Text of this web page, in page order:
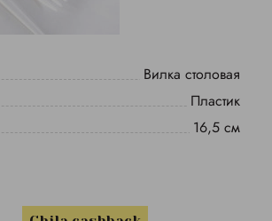
Вилка столовая
Пластик
16,5 см